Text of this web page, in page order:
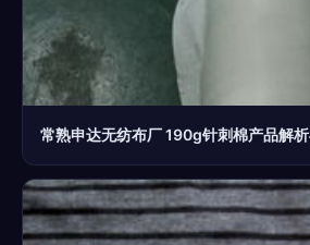
常熟申达无纺布厂 190g针刺棉产品解